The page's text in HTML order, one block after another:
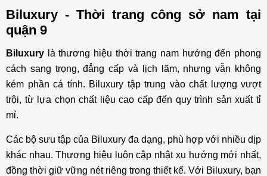
Biluxury - Thời trang công sở nam tại
quận 9
Biluxury là thương hiệu thời trang nam hướng đến phong
cách sang trọng, đẳng cấp và lịch lãm, nhưng vẫn không
kém phần cá tính. Biluxury tập trung vào chất lượng vượt
trội, từ lựa chọn chất liệu cao cấp đến quy trình sản xuất tỉ
mỉ.
Các bộ sưu tập của Biluxury đa dạng, phù hợp với nhiều dịp
khác nhau. Thương hiệu luôn cập nhật xu hướng mới nhất,
đồng thời giữ vững nét riêng trong thiết kế. Với Biluxury, bạn